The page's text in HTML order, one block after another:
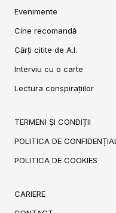
Evenimente
Cine recomandă
Cărți citite de A.I.
Interviu cu o carte
Lectura conspirațiilor
TERMENI ȘI CONDIȚII
POLITICA DE
POLITICA DE COOKIES
CARIERE